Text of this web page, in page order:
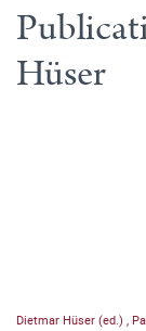
Hüser
Dietmar Hüser (ed.)